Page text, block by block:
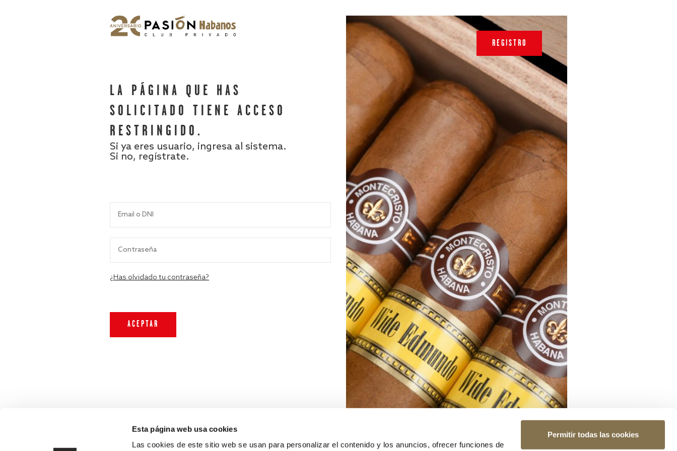
Esta página web usa cookies
Las cookies de este sitio web se usan para personalizar el contenido y los anuncios, ofrecer funciones de
Permitir todas las cookies
LA PÁGINA QUE HAS
SOLICITADO TIENE ACCESO
RESTRINGIDO.
Si ya eres usuario, ingresa al sistema.
Si no, regístrate.
¿Has olvidado tu contraseña?
REGISTRO